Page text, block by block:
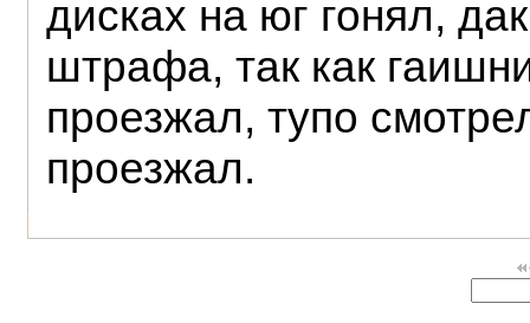
дисках на юг гонял,
штрафа, так как
проезжал, тупо
проезжал.